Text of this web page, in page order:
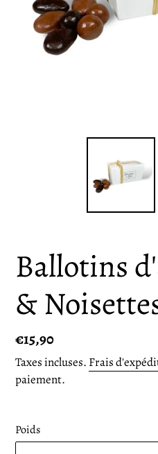
Ballotins
&
Prix
normal
€15,90
Taxes incluses. Frais
paiement.
Poids